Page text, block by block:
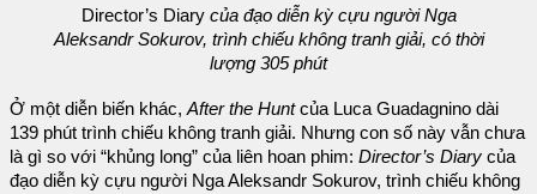
Director’s Diarycủa đạo diễn kỳ cựu người Nga
Aleksandr Sokurov, trình chiếu không tranh giải, có thời
lượng 305 phút
Ở một diễn biến khác, After the Huntcủa Luca Guadagnino dài
139 phút trình chiếu không tranh giải. Nhưng con số này vẫn chưa
là gì so với “khủng long” của liên hoan phim: Director’s Diary của
đạo diễn kỳ cựu người Nga Aleksandr Sokurov, trình chiếu không